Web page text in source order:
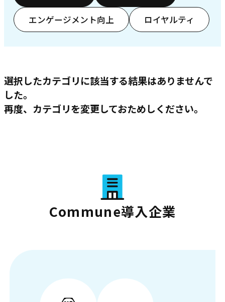
エンゲージメント向上 ロイヤルティ
選択したカテゴリに該当する結果はありませんで
した。
再度、カテゴリを変更しておためしください。
Commune導入企業